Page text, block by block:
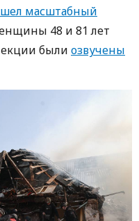
масштабный
48 и 81 лет
были озвучены